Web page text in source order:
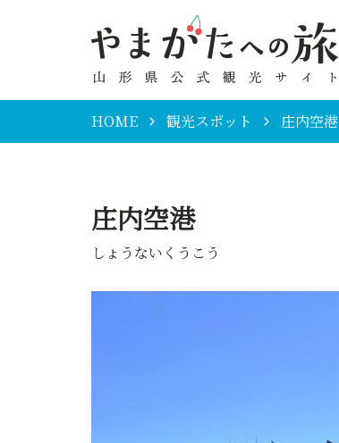
HOME 観光スポット 庄内空港
庄内空港
しょうないくうこう